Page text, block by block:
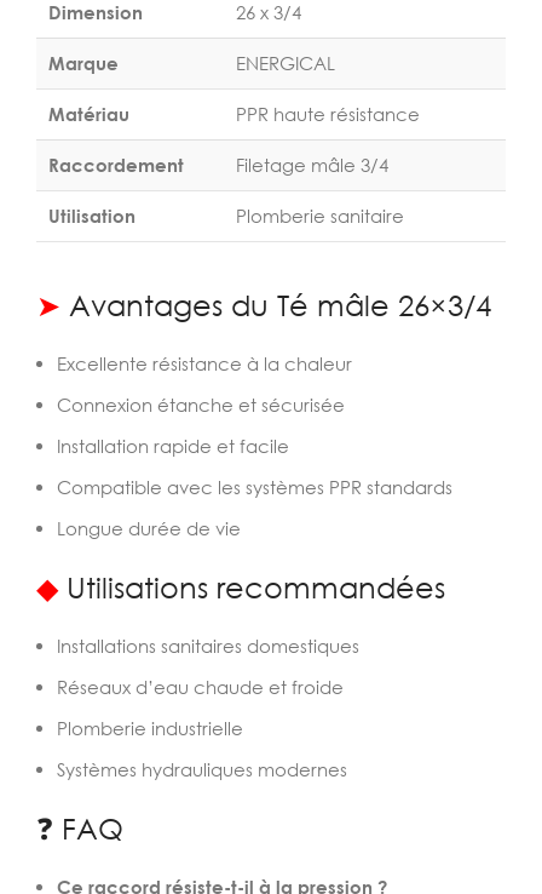
Dimension 26 x 3/4
Marque ENERGICAL
Matériau PPR haute résistance
Raccordement Filetage mâle 3/4
Utilisation Plomberie sanitaire
➤ Avantages du Té mâle 26×3/4
Excellente résistance à la chaleur
Connexion étanche et sécurisée
Installation rapide et facile
Compatible avec les systèmes PPR standards
Longue durée de vie
◆Utilisations recommandées
Installations sanitaires domestiques
Réseaux d’eau chaude et froide
Plomberie industrielle
Systèmes hydrauliques modernes
❓ FAQ
Ce raccord résiste-t-il à la pression ?